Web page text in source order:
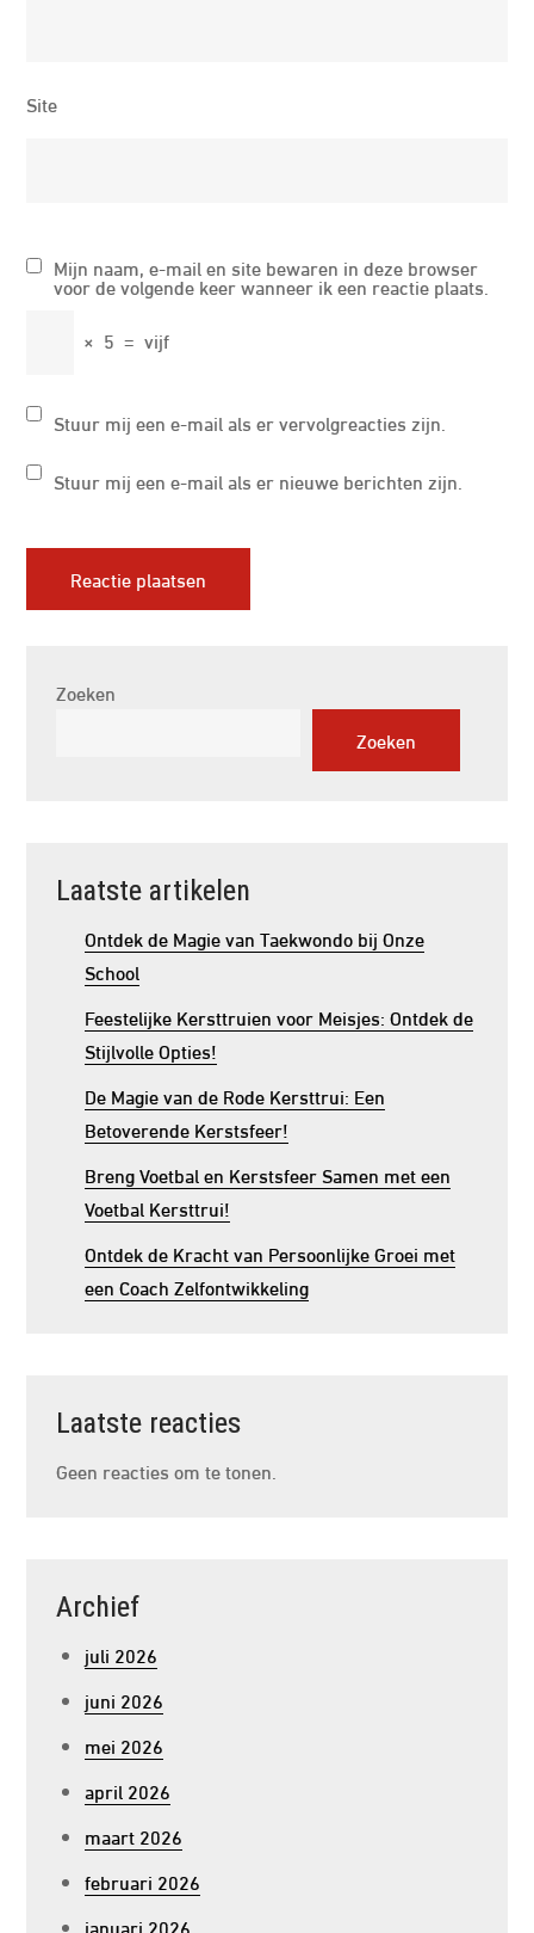
Site
Mijn naam, e-mail en site bewaren in deze browser
voor de volgende keer wanneer ik een reactie plaats.
× 5 = vijf
Stuur mij een e-mail als er vervolgreacties zijn.
Stuur mij een e-mail als er nieuwe berichten zijn.
Zoeken
Zoeken
Laatste artikelen
Ontdek de Magie van Taekwondo bij Onze
School
Feestelijke Kersttruien voor Meisjes: Ontdek de
Stijlvolle Opties!
De Magie van de Rode Kersttrui: Een
Betoverende Kerstsfeer!
Breng Voetbal en Kerstsfeer Samen met een
Voetbal Kersttrui!
Ontdek de Kracht van Persoonlijke Groei met
een Coach Zelfontwikkeling
Laatste reacties
Geen reacties om te tonen.
Archief
juli 2026
juni 2026
mei 2026
april 2026
maart 2026
februari 2026
januari 2026